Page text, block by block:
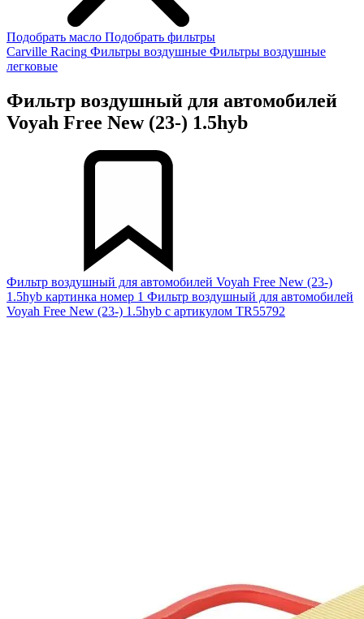
Подобрать масло Подобрать фильтры
Carville Racing Фильтры воздушные Фильтры воздушные
легковые
Фильтр воздушный для автомобилей
Voyah Free New (23-) 1.5hyb
Фильтр воздушный для автомобилей Voyah Free New (23-)
1.5hyb картинка номер 1 Фильтр воздушный для автомобилей
Voyah Free New (23-) 1.5hyb с артикулом TR55792